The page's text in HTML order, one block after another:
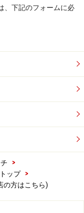
、下記のフォームに必
>
ップ
>
の方はこちら)